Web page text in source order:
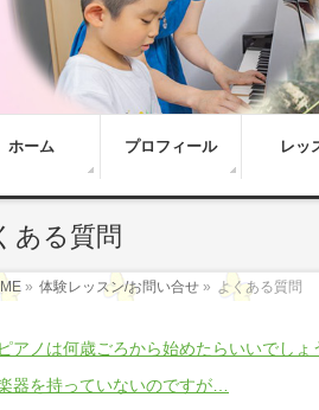
ホーム プロフィール レッ
ある質問
» 体験レッスン/お問い合せ » よくある質問
ピアノは何歳ごろから始めたらいいでしょ
器を持っていないのですが…